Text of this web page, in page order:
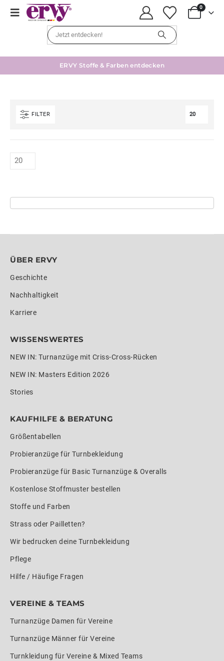
0
ERVY Stoffe & Farben entdecken
FILTER
ÜBER ERVY
Geschichte
Nachhaltigkeit
Karriere
WISSENSWERTES
NEW IN: Turnanzüge mit Criss-Cross-Rücken
NEW IN: Masters Edition 2026
Stories
KAUFHILFE & BERATUNG
Größentabellen
Probieranzüge für Turnbekleidung
Probieranzüge für Basic Turnanzüge & Overalls
Kostenlose Stoffmuster bestellen
Stoffe und Farben
Strass oder Pailletten?
Wir bedrucken deine Turnbekleidung
Pflege
Hilfe / Häufige Fragen
VEREINE & TEAMS
Turnanzüge Damen für Vereine
Turnanzüge Männer für Vereine
Turnkleidung für Vereine & Mixed Teams